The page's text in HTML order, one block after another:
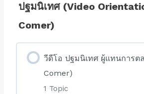
ปฐมนิเทศ (Video
Comer)
วีดีโอ ปฐมนิเทศ ผู้แทนการต
Comer)
1 Topic